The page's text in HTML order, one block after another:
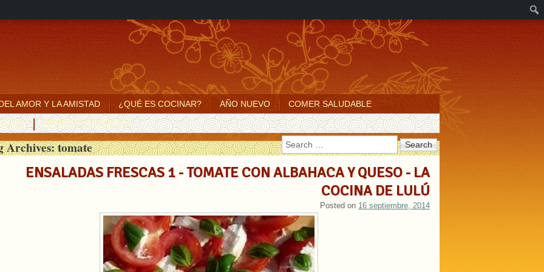
AMOR Y LA AMISTAD ¿QUÉ ES COCINAR? AÑO NUEVO
COMER SALUDABLE
MENÚ DE CUARESMA
Search
Archives:tomate
ENSALADAS FRESCAS 1 - TOMATE CON ALBAHACA Y QUESO - LA
COCINA DE LULÚ
Posted on 16 septiembre, 2014